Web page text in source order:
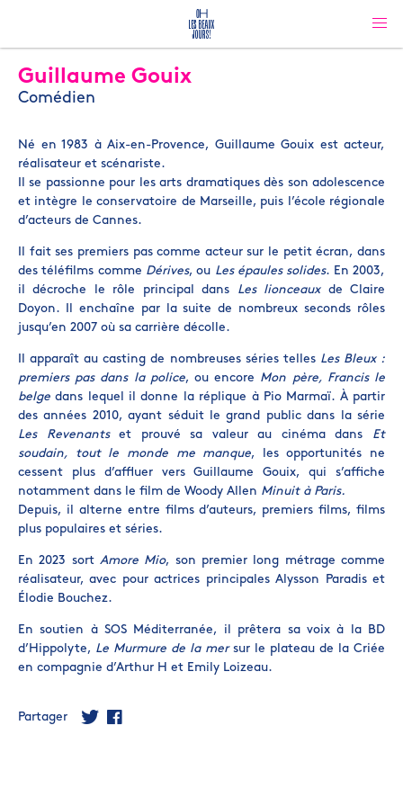
Guillaume Gouix
Comédien
Né en 1983 à Aix-en-Provence, Guillaume Gouix est acteur,
réalisateur et scénariste.
Il se passionne pour les arts dramatiques dès son adolescence
et intègre le conservatoire de Marseille, puis l’école régionale
d’acteurs de Cannes.
Il fait ses premiers pas comme acteur sur le petit écran, dans
des téléfilms comme Dérives, ou Les épaules solides. En 2003,
il décroche le rôle principal dans Les lionceauxde Claire
Doyon. Il enchaîne par la suite de nombreux seconds rôles
jusqu’en 2007 où sa carrière décolle.
Il apparaît au casting de nombreuses séries telles Les Bleux :
premiers pas dans la police, ou encore Mon père, Francis le
belge dans lequel il donne la réplique à Pio Marmaï. À partir
des années 2010, ayant séduit le grand public dans la série
Les Revenantset prouvé sa valeur au cinéma dans Et
soudain, tout le monde me manque, les opportunités ne
cessent plus d’affluer vers Guillaume Gouix, qui s’affiche
notamment dans le film de Woody Allen Minuit à Paris.
Depuis, il alterne entre films d’auteurs, premiers films, films
plus populaires et séries.
En 2023 sort Amore Mio, son premier long métrage comme
réalisateur, avec pour actrices principales Alysson Paradis et
Élodie Bouchez.
En soutien à SOS Méditerranée, il prêtera sa voix à la BD
d’Hippolyte, Le Murmure de la mersur le plateau de la Criée
en compagnie d’Arthur H et Emily Loizeau.
Partager